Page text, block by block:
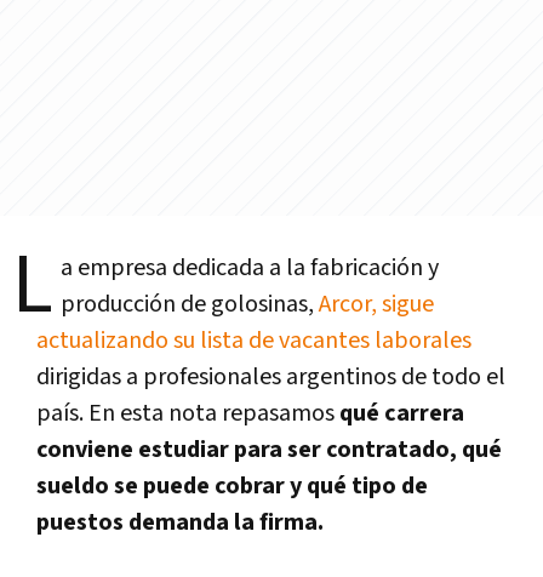
L a empresa dedicada a la fabricación y
producción de golosinas,Arcor, sigue
actualizando su lista de vacantes laborales
dirigidas a profesionales argentinos de todo el
país. En esta nota repasamosqué carrera
conviene estudiar para ser contratado, qué
sueldo se puede cobrar y qué tipo de
puestos demanda la firma.